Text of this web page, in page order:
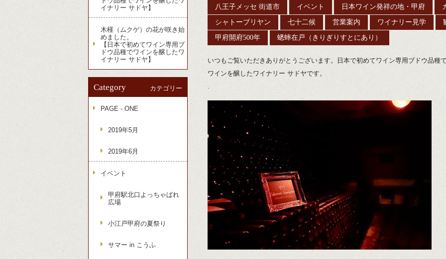
八王子メッセ 街道市 イベント 日本ワイン発祥の地・甲府
シャトーブリヤン 七十二候 営業案内 ワイナリー見学
甲府開府500年 蟋蟀在戸（きりぎりすとにあり）
いつもご覧いただきありがとうございます。日本で初めてワイン専用ブドウ品種
ワインを醸したワイナリー サドヤです。
.
イナリー サドヤ】
木槿（ムクゲ）の花が咲き始
めました。
【日本で初めてワイン専用ブ
ドウ品種でワインを醸したワ
イナリー サドヤ】
Category カテゴリー
PAGE - ONE
2019年5月
2019年6月
イベント
甲府駅北口よっちゃばれ
広場
小江戸甲府の夏祭り
サマー in こうふ